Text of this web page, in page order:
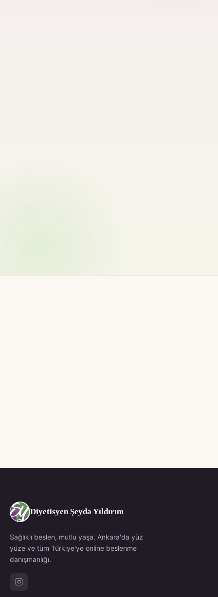
Diyetisyen Şeyda Yıldırım
Sağlıklı beslen, mutlu yaşa. Ankara'da yüz
yüze ve tüm Türkiye'ye online beslenme
danışmanlığı.